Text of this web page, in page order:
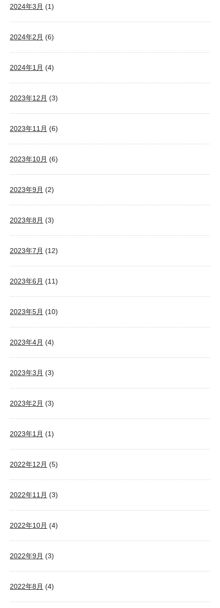
2024年3月 (1)
2024年2月 (6)
2024年1月 (4)
2023年12月 (3)
2023年11月 (6)
2023年10月 (6)
2023年9月 (2)
2023年8月 (3)
2023年7月 (12)
2023年6月 (11)
2023年5月 (10)
2023年4月 (4)
2023年3月 (3)
2023年2月 (3)
2023年1月 (1)
2022年12月 (5)
2022年11月 (3)
2022年10月 (4)
2022年9月 (3)
2022年8月 (4)